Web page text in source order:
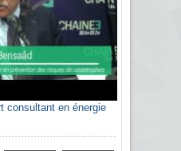
consultant en énergie
Confédération
CAPC